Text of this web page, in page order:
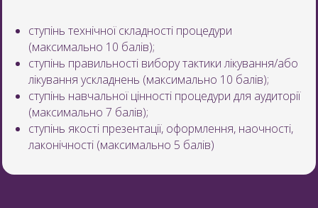
ступінь технічної складності процедури
(максимально 10 балів);
ступінь правильності вибору тактики лікування/або
лікування ускладнень (максимально 10 балів);
ступінь навчальної цінності процедури для аудиторії
(максимально 7 балів);
ступінь якості презентації, оформлення, наочності,
лаконічності (максимально 5 балів)